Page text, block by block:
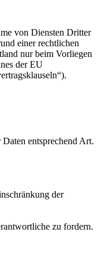
von Diensten Dritter
einer rechtlichen
nur beim Vorliegen
der EU
entsprechend Art.
der
zu fordern.